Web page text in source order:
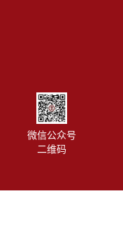
微信公众号
二维码